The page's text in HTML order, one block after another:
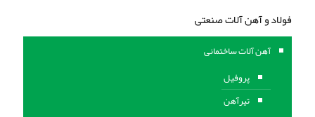
فولاد و آهن آلات صنعتی
آهن آلات ساختمانی
پروفیل
تیرآهن